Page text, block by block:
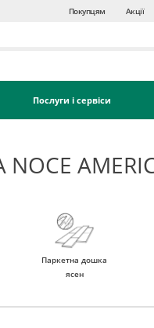
Покупцям Акції
Послуги і сервіси
Паркетна дошка
ясен